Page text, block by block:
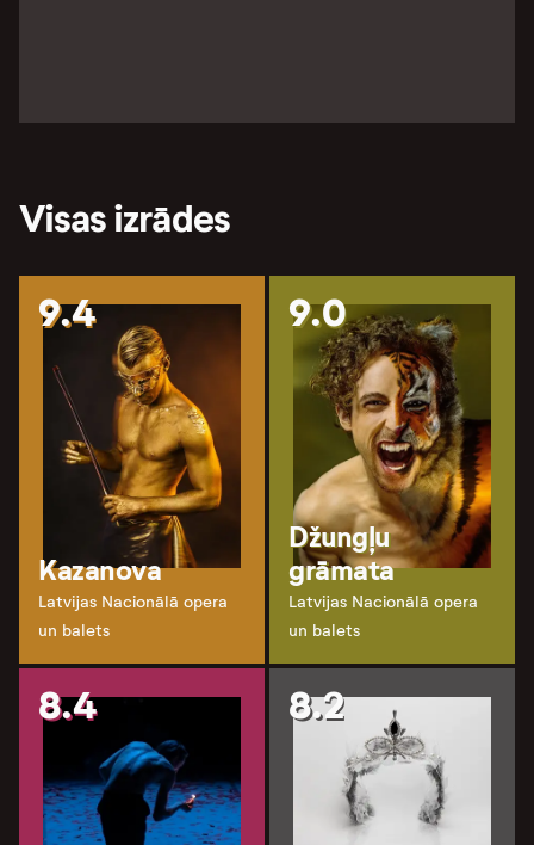
Visas izrādes
9.4
Kazanova
Latvijas Nacionālā opera
un balets
9.0
Džungļu
grāmata
Latvijas Nacionālā opera
un balets
8.4 8.2